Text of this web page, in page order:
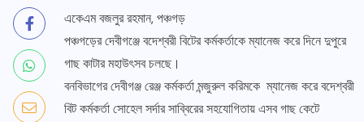
একেএম বজলুর রহমান, পঞ্চগড়
পঞ্চগড়ের দেবীগঞ্জে বদেশ্বরী বিটের কর্মকর্তাকে ম্যানেজ করে দিনে দুপুরে
গাছ কাটার মহাউৎসব চলছে।
বনবিভাগের দেবীগঞ্জ রেঞ্জ কর্মকর্তা মন্জুরুল করিমকে ম্যানেজ করে বদেশ্বরী
বিট কর্মকর্তা সোহেল সর্দার সাব্বিরের সহযোগিতায় এসব গাছ কেটে